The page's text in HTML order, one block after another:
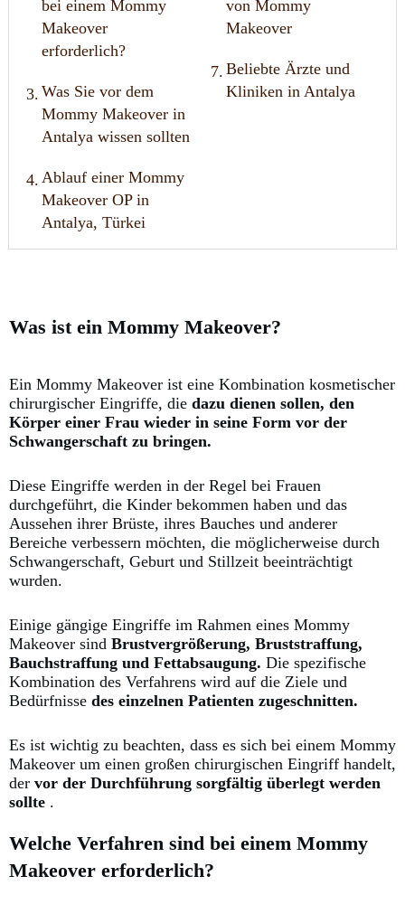
bei einem Mommy
Makeover
erforderlich?
3. Was Sie vor dem
Mommy Makeover in
Antalya wissen sollten
4. Ablauf einer Mommy
Makeover OP in
Antalya, Türkei
von Mommy
Makeover
7. Beliebte Ärzte und
Kliniken in Antalya
Was ist ein Mommy Makeover?
Ein Mommy Makeover ist eine Kombination kosmetischer
chirurgischer Eingriffe, die dazu dienen sollen, den
Körper einer Frau wieder in seine Form vor der
Schwangerschaft zu bringen.
Diese Eingriffe werden in der Regel bei Frauen
durchgeführt, die Kinder bekommen haben und das
Aussehen ihrer Brüste, ihres Bauches und anderer
Bereiche verbessern möchten, die möglicherweise durch
Schwangerschaft, Geburt und Stillzeit beeinträchtigt
wurden.
Einige gängige Eingriffe im Rahmen eines Mommy
Makeover sind Brustvergrößerung, Bruststraffung,
Bauchstraffung und Fettabsaugung. Die spezifische
Kombination des Verfahrens wird auf die Ziele und
Bedürfnisse des einzelnen Patienten zugeschnitten.
Es ist wichtig zu beachten, dass es sich bei einem Mommy
Makeover um einen großen chirurgischen Eingriff handelt,
der vor der Durchführung sorgfältig überlegt werden
sollte .
Welche Verfahren sind bei einem Mommy
Makeover erforderlich?